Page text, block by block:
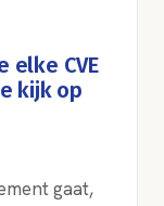
elke CVE
kijk op
gaat,